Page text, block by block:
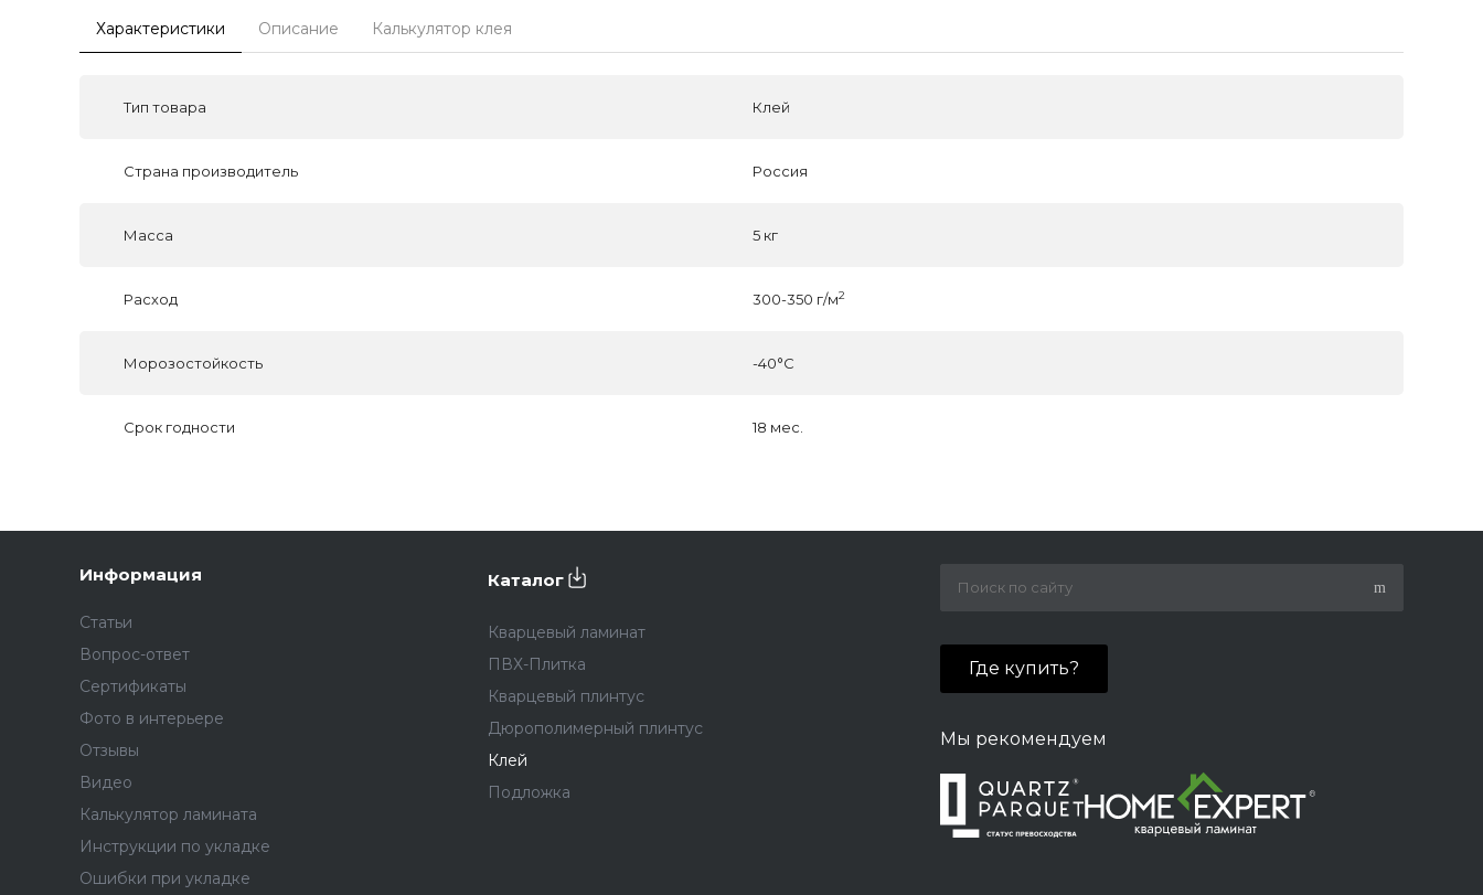
Характеристики Описание Калькулятор клея
Тип товара Клей
Страна производитель Россия
Масса 5 кг
Расход 300-350 г/м2
Морозостойкость -40°C
Срок годности 18 мес.
Информация
Статьи
Вопрос-ответ
Сертификаты
Фото в интерьере
Отзывы
Видео
Калькулятор ламината
Инструкции по укладке
Ошибки при укладке
Каталог
Кварцевый ламинат
ПВХ-Плитка
Кварцевый плинтус
Дюрополимерный плинтус
Клей
Подложка
Где купить?
Мы рекомендуем